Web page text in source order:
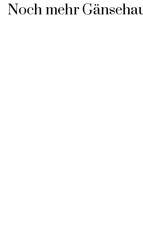
Noch mehr